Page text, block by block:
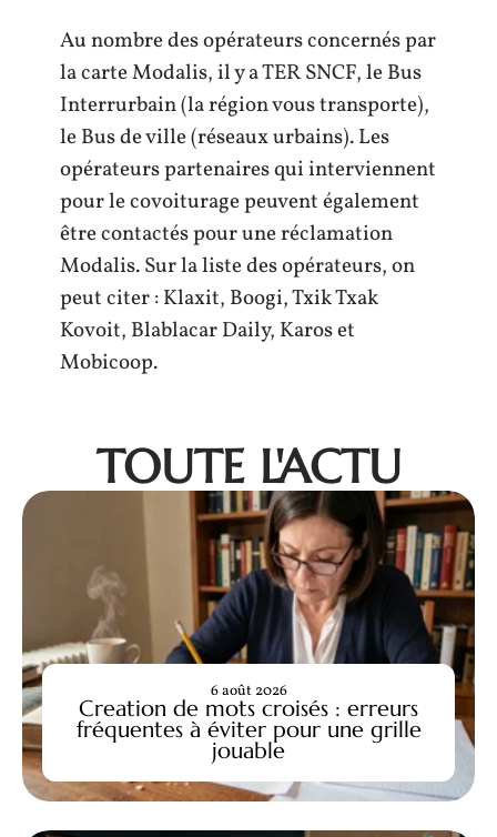
Au nombre des opérateurs concernés par
la carte Modalis, il y a TER SNCF, le Bus
Interrurbain (la région vous transporte),
le Bus de ville (réseaux urbains). Les
opérateurs partenaires qui interviennent
pour le covoiturage peuvent également
être contactés pour une réclamation
Modalis. Sur la liste des opérateurs, on
peut citer : Klaxit, Boogi, Txik Txak
Kovoit, Blablacar Daily, Karos et
Mobicoop.
TOUTE L'ACTU
Creation de mots croisés : erreurs
fréquentes à éviter pour une grille
jouable
6 août 2026